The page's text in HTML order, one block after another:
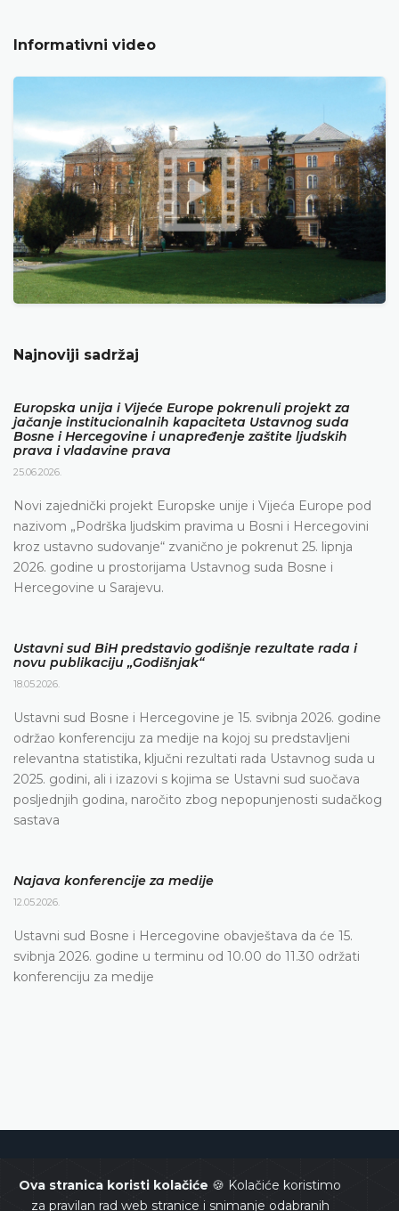
Ova stranica koristi kolačiće 🍪 Kolačiće koristimo
za pravilan rad web stranice i snimanje odabranih
Informativni video
Najnoviji sadržaj
Europska unija i Vijeće Europe pokrenuli projekt za
jačanje institucionalnih kapaciteta Ustavnog suda
Bosne i Hercegovine i unapređenje zaštite ljudskih
prava i vladavine prava
25.06.2026.
Novi zajednički projekt Europske unije i Vijeća Europe pod
nazivom „Podrška ljudskim pravima u Bosni i Hercegovini
kroz ustavno sudovanje“ zvanično je pokrenut 25. lipnja
2026. godine u prostorijama Ustavnog suda Bosne i
Hercegovine u Sarajevu.
Ustavni sud BiH predstavio godišnje rezultate rada i
novu publikaciju „Godišnjak“
18.05.2026.
Ustavni sud Bosne i Hercegovine je 15. svibnja 2026. godine
održao konferenciju za medije na kojoj su predstavljeni
relevantna statistika, ključni rezultati rada Ustavnog suda u
2025. godini, ali i izazovi s kojima se Ustavni sud suočava
posljednjih godina, naročito zbog nepopunjenosti sudačkog
sastava
Najava konferencije za medije
12.05.2026.
Ustavni sud Bosne i Hercegovine obavještava da će 15.
svibnja 2026. godine u terminu od 10.00 do 11.30 održati
konferenciju za medije